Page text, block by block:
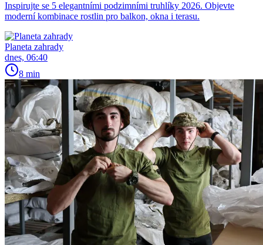
Inspirujte se 5 elegantními podzimními truhlíky 2026. Objevte
moderní kombinace rostlin pro balkon, okna i terasu.
Planeta zahrady
dnes, 06:40
8 min